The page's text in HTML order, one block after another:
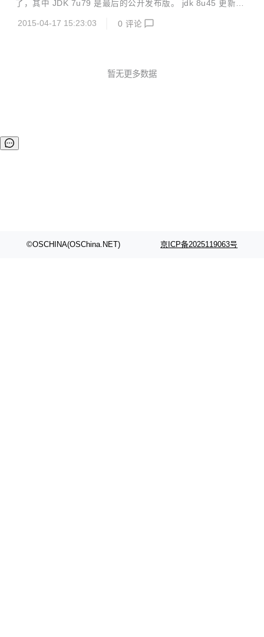
游戏环境中训练AI，例如实时策略游戏，一天内仅使用6个CP
U和一个GPU。 “我们向DeepMind的朋友们致敬，感谢他...
了，其中 JDK 7u79 是最后的公开发布版。 jdk 8u45 更新内
数或将代码作为数据； 显著增加和完善 Java 语言特性，增添
上； 安全性方面有所更新：Java加密体系架构更新；限制do
2015-04-17 15:23:03 0 评论
暂无更多数据
©OSCHINA(OSChina.NET) 京ICP备2025119063号